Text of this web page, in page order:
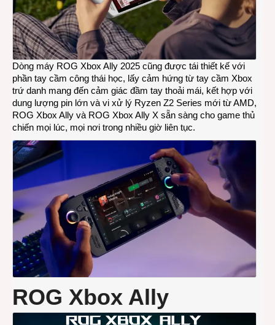
Dòng máy ROG Xbox Ally 2025 cũng được tái thiết kế với
phần tay cầm công thái học, lấy cảm hứng từ tay cầm Xbox
trứ danh mang đến cảm giác đầm tay thoải mái, kết hợp với
dung lượng pin lớn và vi xử lý Ryzen Z2 Series mới từ AMD,
ROG Xbox Ally và ROG Xbox Ally X sẵn sàng cho game thủ
chiến mọi lúc, mọi nơi trong nhiều giờ liên tục.
ROG Xbox Ally